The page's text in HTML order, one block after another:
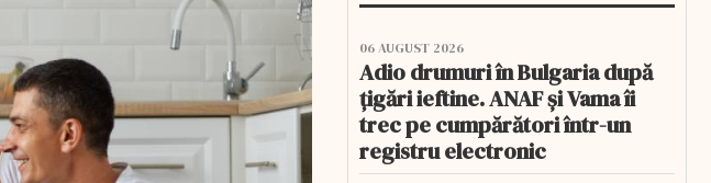
06 AUGUST 2026
Adio drumuri în Bulgaria după
țigări ieftine. ANAF și Vama îi
trec pe cumpărători într-un
registru electronic